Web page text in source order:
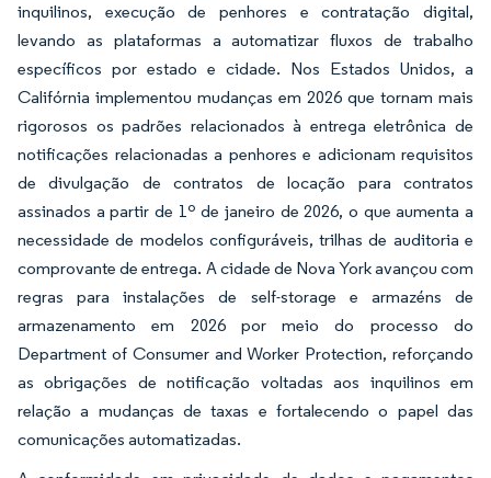
inquilinos, execução de penhores e contratação digital,
levando as plataformas a automatizar fluxos de trabalho
específicos por estado e cidade. Nos Estados Unidos, a
Califórnia implementou mudanças em 2026 que tornam mais
rigorosos os padrões relacionados à entrega eletrônica de
notificações relacionadas a penhores e adicionam requisitos
de divulgação de contratos de locação para contratos
assinados a partir de 1º de janeiro de 2026, o que aumenta a
necessidade de modelos configuráveis, trilhas de auditoria e
comprovante de entrega. A cidade de Nova York avançou com
regras para instalações de self-storage e armazéns de
armazenamento em 2026 por meio do processo do
Department of Consumer and Worker Protection, reforçando
as obrigações de notificação voltadas aos inquilinos em
relação a mudanças de taxas e fortalecendo o papel das
comunicações automatizadas.